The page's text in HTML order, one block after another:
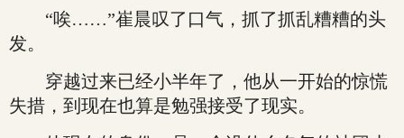
“唉……”崔晨叹了口气，抓了抓乱糟糟的头
发。
穿越过来已经小半年了，他从一开始的惊慌
失措，到现在也算是勉强接受了现实。